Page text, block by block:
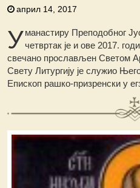
април 14, 2017
Уманастиру Преподобног
четвртак је и ове 2017.
свечано прослављен Светом
Свету Литургију је служио
Епископ рашко-призренски у